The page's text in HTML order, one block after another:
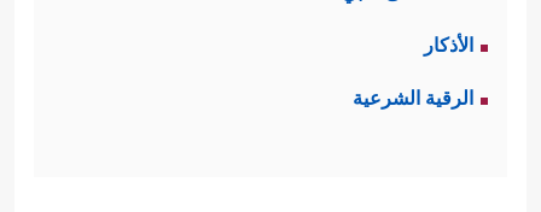
الأذكار
الرقية الشرعية